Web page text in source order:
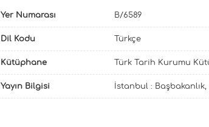
Yer Numarası B/6589
Dil Kodu Türkçe
Kütüphane Türk Tarih Kurumu
Yayın Bilgisi İstanbul : Başbakanlık,